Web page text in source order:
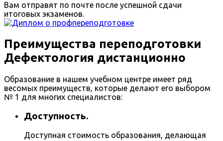
Вам отправят по почте после успешной сдачи
итоговых экзаменов.
Преимущества переподготовки
Дефектология дистанционно
Образование в нашем учебном центре имеет ряд
весомых преимуществ, которые делают его выбором
№ 1 для многих специалистов:
Доступность.
Доступная стоимость образования, делающая